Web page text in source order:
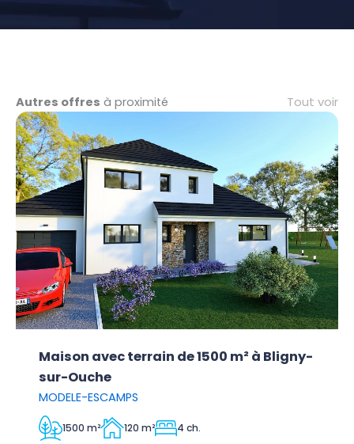
Autres offres à proximité Tout voir
Maison avec terrain de 1500 m² à Bligny-
sur-Ouche
MODELE-ESCAMPS
1500 m² 120 m² 4 ch.